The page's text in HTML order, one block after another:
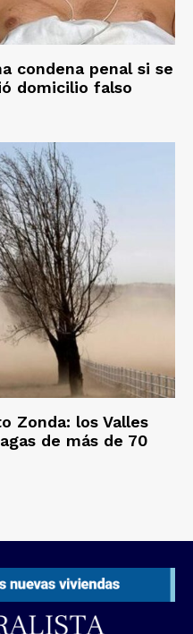
condena penal si se
domicilio falso
Zonda: los Valles
de más de 70